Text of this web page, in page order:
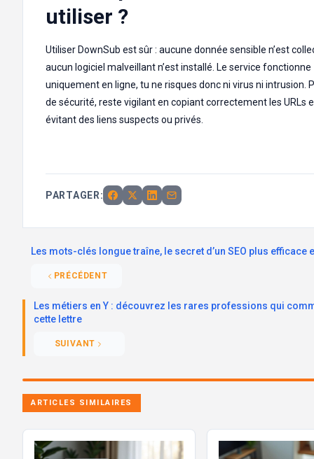
utiliser ?
Utiliser DownSub est sûr : aucune donnée sensible n’est
aucun logiciel malveillant n’est installé. Le service fonctionne
uniquement en ligne, tu ne risques donc ni virus ni intrusion.
de sécurité, reste vigilant en copiant correctement les URLs
évitant des liens suspects ou privés.
PARTAGER:
Les mots-clés longue traîne, le secret d’un SEO plus efficace
PRÉCÉDENT
Les métiers en Y : découvrez les rares professions qui
cette lettre
SUIVANT
ARTICLES SIMILAIRES